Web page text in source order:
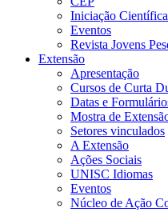
Iniciação Científica
Eventos
Revista Jovens
Extensão
Apresentação
Cursos de Curta
Datas e
Mostra de
Setores vinculados
A Extensão
Ações Sociais
UNISC Idiomas
Eventos
Núcleo de Ação